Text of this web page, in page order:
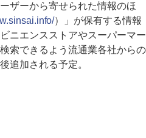
ザーから寄せられた情報のほ
）」が保有する情報
ニエンスストアやスーパーマー
索できるよう流通業各社からの
追加される予定。